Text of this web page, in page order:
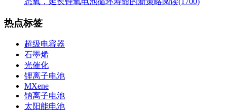
热点标签
超级电容器
石墨烯
光催化
锂离子电池
MXene
钠离子电池
太阳能电池